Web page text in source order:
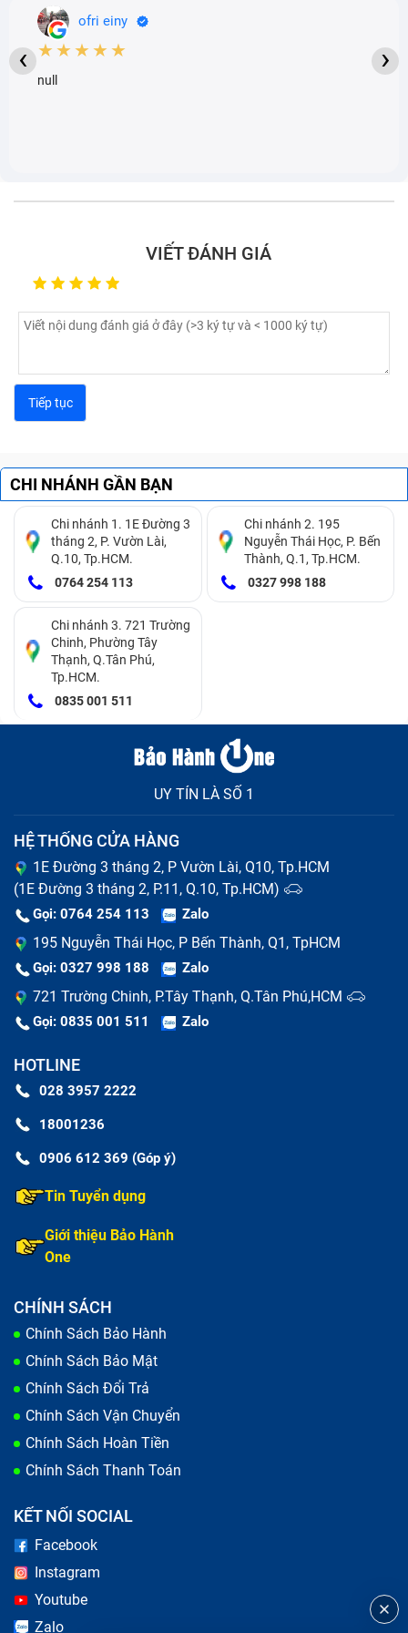
ofri einy
★★★★★
null
‹ ›
VIẾT ĐÁNH GIÁ
CHI NHÁNH GẦN BẠN
Chi nhánh 1. 1E Đường 3
tháng 2, P. Vườn Lài,
Q.10, Tp.HCM.
0764 254 113
Chi nhánh 2. 195
Nguyễn Thái Học, P. Bến
Thành, Q.1, Tp.HCM.
0327 998 188
Chi nhánh 3. 721 Trường
Chinh, Phường Tây
Thạnh, Q.Tân Phú,
Tp.HCM.
0835 001 511
UY TÍN LÀ SỐ 1
HỆ THỐNG CỬA HÀNG
1E Đường 3 tháng 2, P Vườn Lài, Q10, Tp.HCM
(1E Đường 3 tháng 2, P.11, Q.10, Tp.HCM)
Gọi: 0764 254 113 Zalo
195 Nguyễn Thái Học, P Bến Thành, Q1, TpHCM
Gọi: 0327 998 188 Zalo
721 Trường Chinh, P.Tây Thạnh, Q.Tân Phú,HCM
Gọi: 0835 001 511 Zalo
HOTLINE
028 3957 2222
18001236
0906 612 369 (Góp ý)
Tin Tuyển dụng
Giới thiệu Bảo Hành
One
CHÍNH SÁCH
Chính Sách Bảo Hành
Chính Sách Bảo Mật
Chính Sách Đổi Trả
Chính Sách Vận Chuyển
Chính Sách Hoàn Tiền
Chính Sách Thanh Toán
KẾT NỐI SOCIAL
Facebook
Instagram
Youtube
Zalo